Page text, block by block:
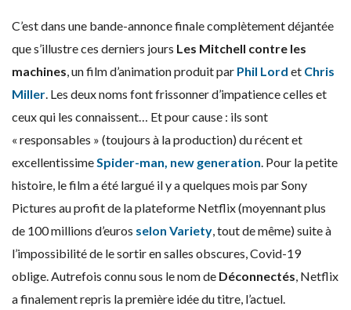
C’est dans une bande-annonce finale complètement déjantée
que s’illustre ces derniers jours Les Mitchell contre les
machines, un film d’animation produit par Phil Lord et Chris
Miller. Les deux noms font frissonner d’impatience celles et
ceux qui les connaissent… Et pour cause : ils sont
« responsables » (toujours à la production) du récent et
excellentissimeSpider-man, new generation. Pour la petite
histoire, le film a été largué il y a quelques mois par Sony
Pictures au profit de la plateforme Netflix (moyennant plus
de 100 millions d’euros selon Variety, tout de même) suite à
l’impossibilité de le sortir en salles obscures, Covid-19
oblige. Autrefois connu sous le nom de Déconnectés, Netflix
a finalement repris la première idée du titre, l’actuel.